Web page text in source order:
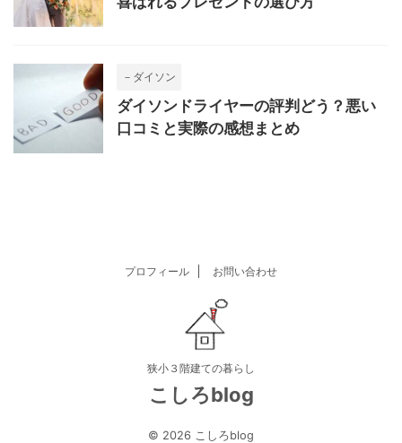
－ダイソン
ダイソンドライヤーの評判どう？悪い
口コミと実際の感想まとめ
プロフィール お問い合わせ
狭小３階建ての暮らし
こしろblog
© 2026 こしろblog